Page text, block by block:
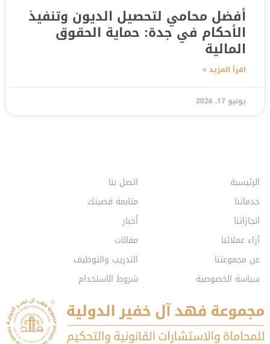
أفضل محامي لتحصيل الديون وتنفيذ
الأحكام في جدة: حماية الحقوق
المالية
اقرأ المزيد »
يونيو 17, 2026
الرئيسية
خدماتنا
انجازاتنا
آراء عملائنا
عن مجموعتنا
سياسة الخصوصية
اتصل بنا
متابعة قضيتك
أخبار
مقالات
التدريب والتوظيف
شروط الاستخدام